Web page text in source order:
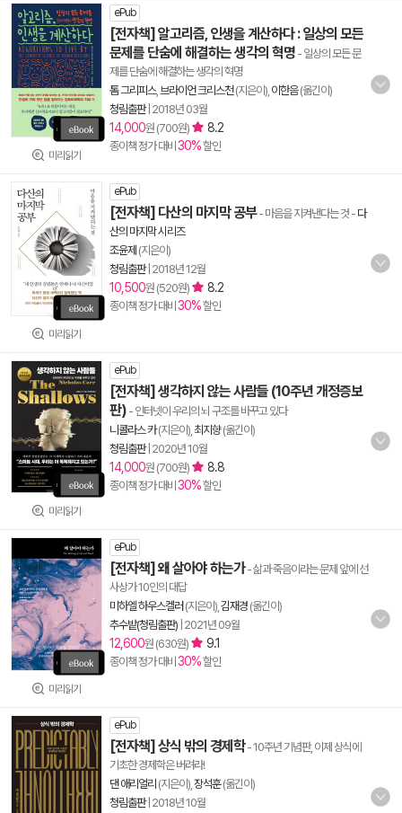
미리읽기
ePub
[전자책] 알고리즘, 인생을 계산하다 : 일상의 모든
문제를 단숨에 해결하는 생각의 혁명 - 일상의 모든 문
제를 단숨에 해결하는 생각의 혁명
톰 그리피스, 브라이언 크리스천(지은이), 이한음(옮긴이)
청림출판| 2018년 03월
14,000원 (700원) 8.2
종이책 정가 대비 30%할인
미리읽기
ePub
[전자책] 다산의 마지막 공부- 마음을 지켜낸다는 것 - 다
산의 마지막 시리즈
조윤제 (지은이)
청림출판| 2018년 12월
10,500원 (520원) 8.2
종이책 정가 대비 30%할인
미리읽기
ePub
[전자책] 생각하지 않는 사람들 (10주년 개정증보
판) - 인터넷이 우리의 뇌 구조를 바꾸고 있다
니콜라스 카(지은이), 최지향(옮긴이)
청림출판| 2020년 10월
14,000원 (700원) 8.8
종이책 정가 대비 30%할인
미리읽기
ePub
[전자책] 왜 살아야 하는가- 삶과 죽음이라는 문제 앞에 선
사상가 10인의 대답
미하엘 하우스켈러 (지은이), 김재경 (옮긴이)
추수밭(청림출판) 2021년 09월
12,600원 (630원) 9.1
종이책 정가 대비 30%할인
ePub
[전자책] 상식 밖의 경제학- 10주년 기념판, 이제 상식에
기초한 경제학은 버려라!
댄 애리얼리 (지은이), 장석훈(옮긴이)
청림출판| 2018년 10월